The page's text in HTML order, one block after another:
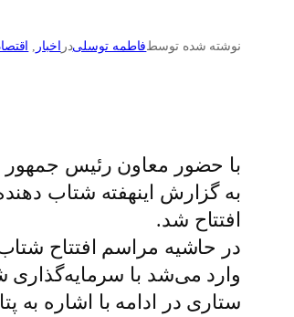
نوشته شده توسطفاطمه توسلیدر اخبار ,
با حضور معاون رئیس جمهور
به گزارش اینهفته شتاب
افتتاح شد.
در حاشیه مراسم افتتاح
وارد می‌شد با سرمایه‌گذاری
ستاری در ادامه با اشاره به